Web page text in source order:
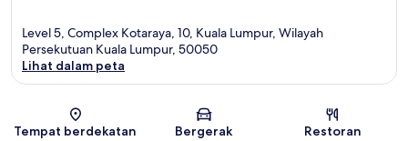
Level 5, Complex Kotaraya, 10, Kuala Lumpur, Wilayah
Persekutuan Kuala Lumpur, 50050
Lihat dalam peta
Tempat berdekatan Bergerak Restoran